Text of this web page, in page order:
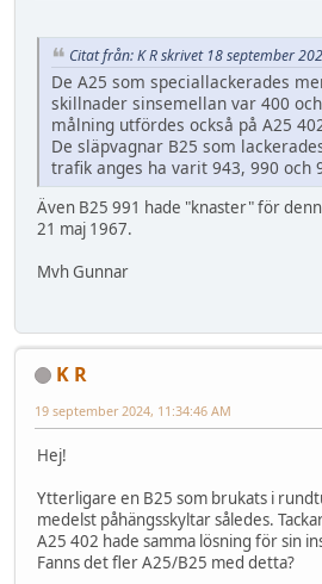
Citat från: K R skrivet 18 september
De A25 som speciallackerades
skillnader sinsemellan var 400
målning utfördes också på A25
De släpvagnar B25 som
trafik anges ha varit 943, 990 och
Även B25 991 hade "knaster" för
21 maj 1967.
Mvh Gunnar
K R
19 september 2024, 11:34:46 AM
Hej!
Ytterligare en B25 som brukats i
medelst påhängsskyltar således.
A25 402 hade samma lösning för sin
Fanns det fler A25/B25 med detta?